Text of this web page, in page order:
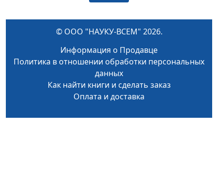
© ООО "НАУКУ-ВСЕМ" 2026.
Информация о Продавце
Политика в отношении обработки персональных
данных
Как найти книги и сделать заказ
Оплата и доставка